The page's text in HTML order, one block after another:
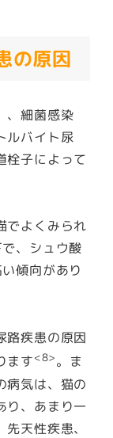
の原因
、細菌感染
ルバイト尿
栓子によって
でよくみられ
、シュウ酸
傾向があり
路疾患の原因
ます<8>。ま
病気は、猫の
り、あまり一
天性疾患、